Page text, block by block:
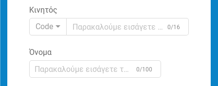
Κινητός
Code
0/16
Όνομα
0/100